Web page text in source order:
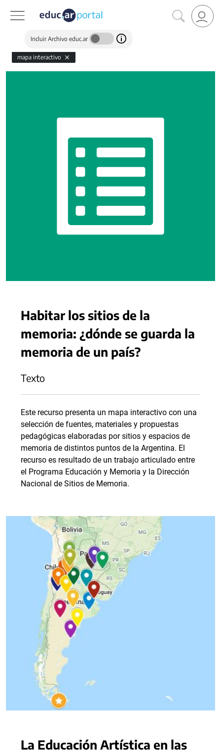
Incluir Archivo educ.ar
mapa interactivo
Habitar los sitios de la
memoria: ¿dónde se guarda la
memoria de un país?
Texto
Este recurso presenta un mapa interactivo con una
selección de fuentes, materiales y propuestas
pedagógicas elaboradas por sitios y espacios de
memoria de distintos puntos de la Argentina. El
recurso es resultado de un trabajo articulado entre
el Programa Educación y Memoria y la Dirección
Nacional de Sitios de Memoria.
La Educación Artística en las